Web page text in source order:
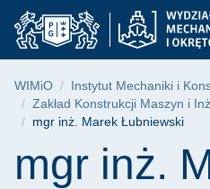
Przejdź
do
menu
Przejdź
do
wyszukiwarki
Przejdź
do
treści
mgr inż.
Ścieżka
WIMiO
Instytut Mechaniki i
Zakład Konstrukcji Maszyn i
mgr inż. Marek Łubniewski
Treść strony
mgr inż.